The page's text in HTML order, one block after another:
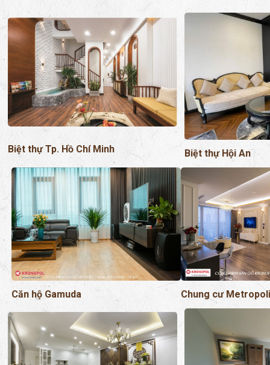
Biệt thự Tp. Hồ Chí Minh Biệt thự Hội An
Căn hộ Gamuda Chung cư